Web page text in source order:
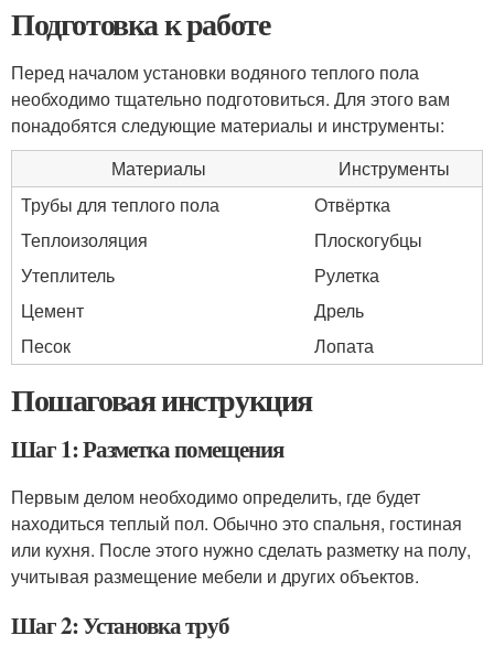
Подготовка к работе
Перед началом установки водяного теплого пола
необходимо тщательно подготовиться. Для этого вам
понадобятся следующие материалы и инструменты:
Материалы
Инструменты
Трубы для теплого пола
Отвёртка
Теплоизоляция
Плоскогубцы
Утеплитель
Рулетка
Цемент
Дрель
Песок
Лопата
Пошаговая инструкция
Шаг 1: Разметка помещения
Первым делом необходимо определить, где будет
находиться теплый пол. Обычно это спальня, гостиная
или кухня. После этого нужно сделать разметку на полу,
учитывая размещение мебели и других объектов.
Шаг 2: Установка труб